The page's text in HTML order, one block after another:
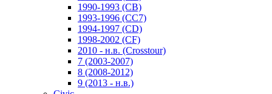
1990-1993 (CB)
1993-1996 (CC7)
1994-1997 (CD)
1998-2002 (CF)
2010 - н.в. (Crosstour)
7 (2003-2007)
8 (2008-2012)
9 (2013 - н.в.)